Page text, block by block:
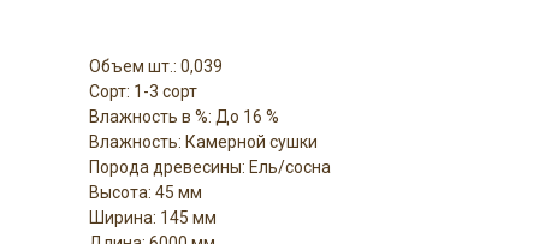
Объем шт.: 0,039
Сорт: 1-3 сорт
Влажность в %: До 16 %
Влажность: Камерной сушки
Порода древесины: Ель/сосна
Высота: 45 мм
Ширина: 145 мм